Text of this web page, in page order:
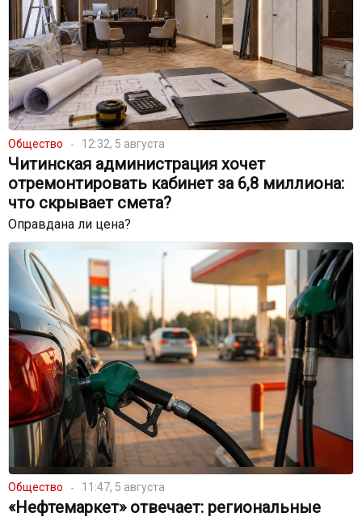
Общество 12:32, 5 августа
Читинская администрация хочет
отремонтировать кабинет за 6,8 миллиона:
что скрывает смета?
Оправдана ли цена?
Общество 11:47, 5 августа
«Нефтемаркет» отвечает: региональные